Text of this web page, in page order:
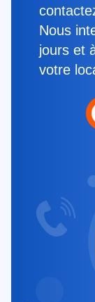
Nous
jours et
votre